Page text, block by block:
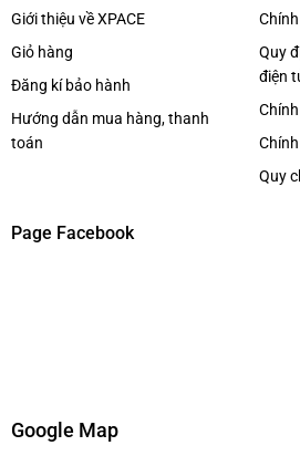
Giới thiệu về XPACE
Giỏ hàng
Đăng kí bảo hành
Hướng dẫn mua hàng, thanh
toán
Quy
điện
Quy
Page Facebook
Google Map